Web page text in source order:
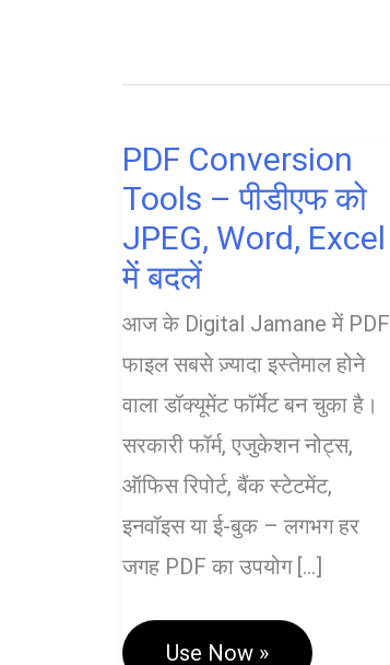
PDF Conversion
Tools – पीडीएफ को
JPEG, Word, Excel
में बदलें
आज के Digital Jamane में PDF
फाइल सबसे ज़्यादा इस्तेमाल होने
वाला डॉक्यूमेंट फॉर्मेट बन चुका है।
सरकारी फॉर्म, एजुकेशन नोट्स,
ऑफिस रिपोर्ट, बैंक स्टेटमेंट,
इनवॉइस या ई-बुक – लगभग हर
जगह PDF का उपयोग […]
PDF
Use Now »